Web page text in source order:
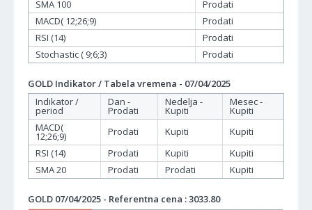
SMA 100
Prodati
MACD( 12;26;9)
Prodati
RSI (14)
Prodati
Stochastic ( 9;6;3)
Prodati
GOLD Indikator / Tabela vremena - 07/04/2025
Indikator /
period
Dan -
Prodati
Nedelja -
Kupiti
Mesec -
Kupiti
MACD(
12;26;9) Prodati Kupiti
Kupiti
RSI (14)
Prodati Kupiti
Kupiti
SMA 20
Prodati Prodati Kupiti
GOLD 07/04/2025 - Referentna cena : 3033.80